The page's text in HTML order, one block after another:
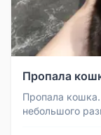
Пропала
Пропала
небольшого